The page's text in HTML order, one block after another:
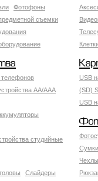
Фотофоны
съемки
AA/AAA
студийные
USB
(SD)
USB
Слайдеры